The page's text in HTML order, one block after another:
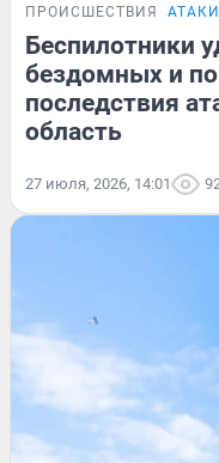
ПРОИСШЕСТВИЯ
Беспилотники
бездомных и
последствия
область
27 июля, 2026, 14:01